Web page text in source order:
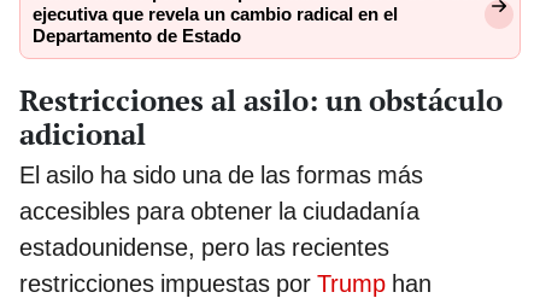
ejecutiva que revela un cambio radical en el
Departamento de Estado
Restricciones al asilo: un obstáculo
adicional
El asilo ha sido una de las formas más
accesibles para obtener la ciudadanía
estadounidense, pero las recientes
restricciones impuestas por Trump han